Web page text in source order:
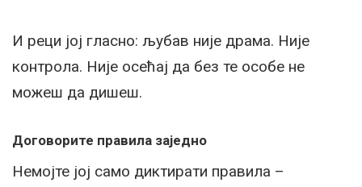
И реци јој гласно: љубав није драма. Није
контрола. Није осећај да без те особе не
можеш да дишеш.
Договорите правила заједно
Немојте јој само диктирати правила –